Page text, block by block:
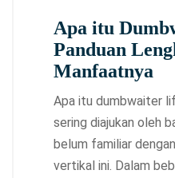
Apa itu
Panduan
Manfaatnya
Apa itu dumbwaiter
sering diajukan oleh
belum familiar
vertikal ini. Dalam